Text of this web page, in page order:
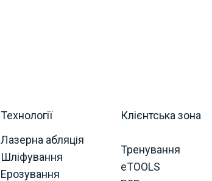
Технології
Лазерна абляція
Шліфування
Ерозування
Клієнтська зона
Тренування
eTOOLS